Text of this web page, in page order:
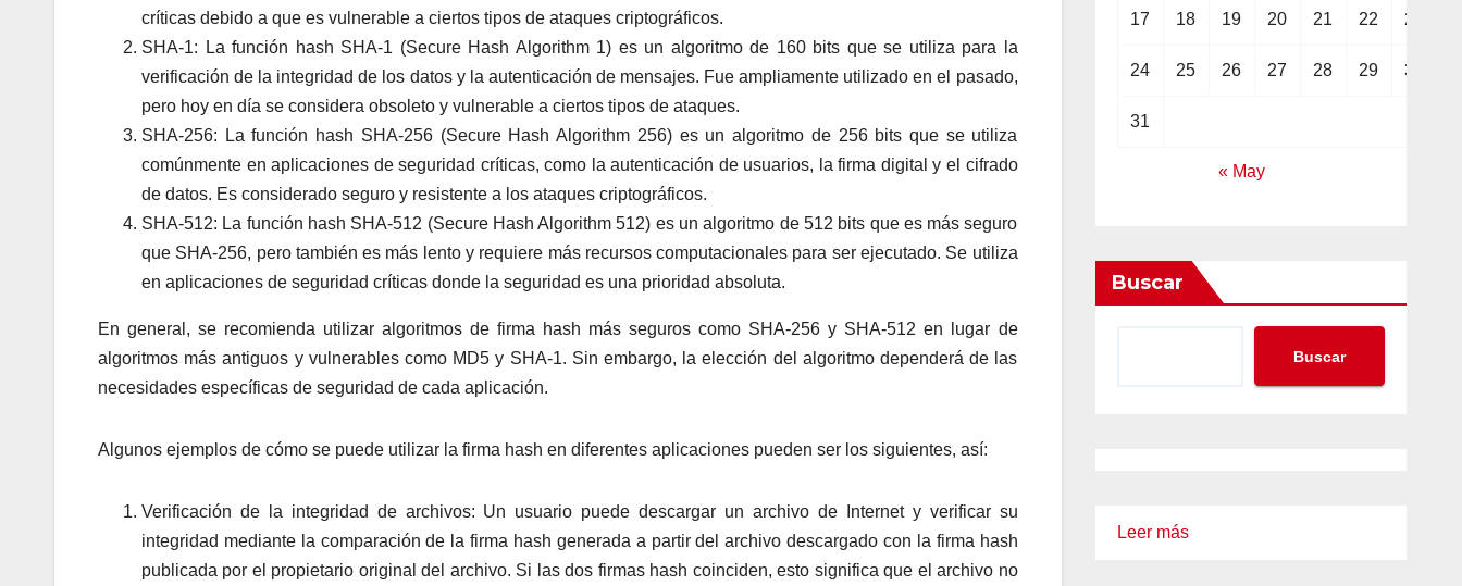
críticas debido a que es vulnerable a ciertos tipos de ataques criptográficos.
SHA-1: La función hash SHA-1 (Secure Hash Algorithm 1) es un algoritmo de 160 bits que se utiliza para la
verificación de la integridad de los datos y la autenticación de mensajes. Fue ampliamente utilizado en el pasado,
pero hoy en día se considera obsoleto y vulnerable a ciertos tipos de ataques.
SHA-256: La función hash SHA-256 (Secure Hash Algorithm 256) es un algoritmo de 256 bits que se utiliza
comúnmente en aplicaciones de seguridad críticas, como la autenticación de usuarios, la firma digital y el cifrado
de datos. Es considerado seguro y resistente a los ataques criptográficos.
SHA-512: La función hash SHA-512 (Secure Hash Algorithm 512) es un algoritmo de 512 bits que es más seguro
que SHA-256, pero también es más lento y requiere más recursos computacionales para ser ejecutado. Se utiliza
en aplicaciones de seguridad críticas donde la seguridad es una prioridad absoluta.
En general, se recomienda utilizar algoritmos de firma hash más seguros como SHA-256 y SHA-512 en lugar de
algoritmos más antiguos y vulnerables como MD5 y SHA-1. Sin embargo, la elección del algoritmo dependerá de las
necesidades específicas de seguridad de cada aplicación.
Algunos ejemplos de cómo se puede utilizar la firma hash en diferentes aplicaciones pueden ser los siguientes, así:
Verificación de la integridad de archivos: Un usuario puede descargar un archivo de Internet y verificar su
integridad mediante la comparación de la firma hash generada a partir del archivo descargado con la firma hash
publicada por el propietario original del archivo. Si las dos firmas hash coinciden, esto significa que el archivo no
17 18 19 20 21 22 23
24 25 26 27 28 29 30
31
« May
Buscar
Buscar
Leer más: